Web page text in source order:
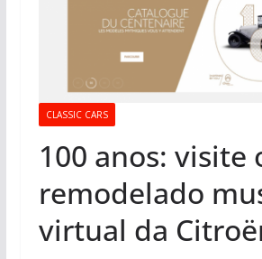
CLASSIC CARS
100 anos: visite
remodelado
virtual da